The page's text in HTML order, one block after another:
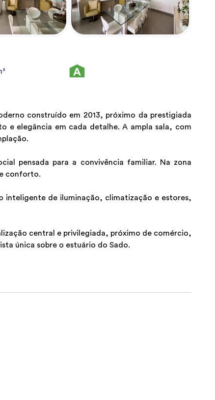
construído em 2013, próximo da prestigiada
e elegância em cada detalhe. A ampla sala, com
pensada para a convivência familiar. Na zona
conforto.
de iluminação, climatização e estores,
central e privilegiada, próximo de comércio,
única sobre o estuário do Sado.